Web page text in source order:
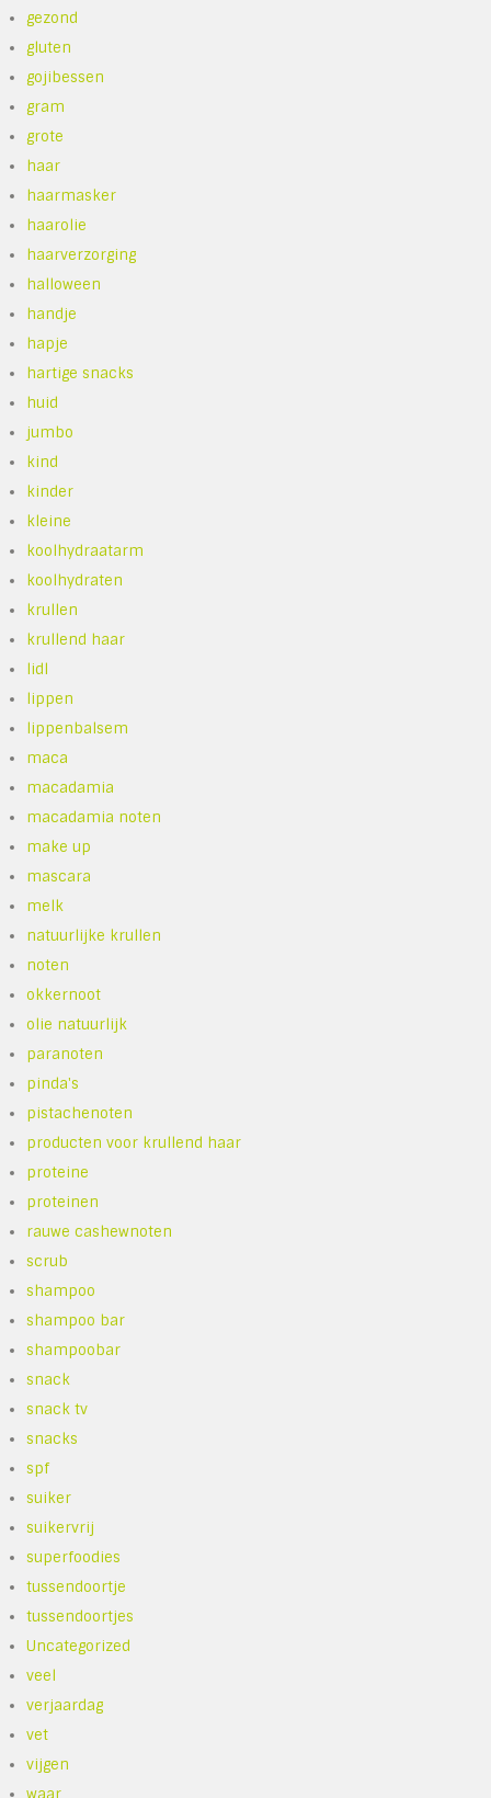
gezond
gluten
gojibessen
gram
grote
haar
haarmasker
haarolie
haarverzorging
halloween
handje
hapje
hartige snacks
huid
jumbo
kind
kinder
kleine
koolhydraatarm
koolhydraten
krullen
krullend haar
lidl
lippen
lippenbalsem
maca
macadamia
macadamia noten
make up
mascara
melk
natuurlijke krullen
noten
okkernoot
olie natuurlijk
paranoten
pinda's
pistachenoten
producten voor krullend haar
proteine
proteinen
rauwe cashewnoten
scrub
shampoo
shampoo bar
shampoobar
snack
snack tv
snacks
spf
suiker
suikervrij
superfoodies
tussendoortje
tussendoortjes
Uncategorized
veel
verjaardag
vet
vijgen
waar